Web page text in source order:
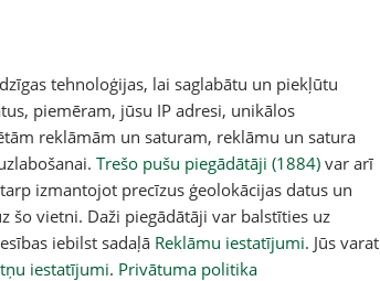
tehnoloģijas, lai saglabātu un piekļūtu
piemēram, jūsu IP adresi, unikālos
reklāmām un saturam, reklāmu un satura
Trešo pušu piegādātāji (1884) var arī
izmantojot precīzus ģeolokācijas datus un
šo vietni. Daži piegādātāji var balstīties uz
iebilst sadaļā Reklāmu iestatījumi. Jūs varat
iestatījumi. Privātuma politika